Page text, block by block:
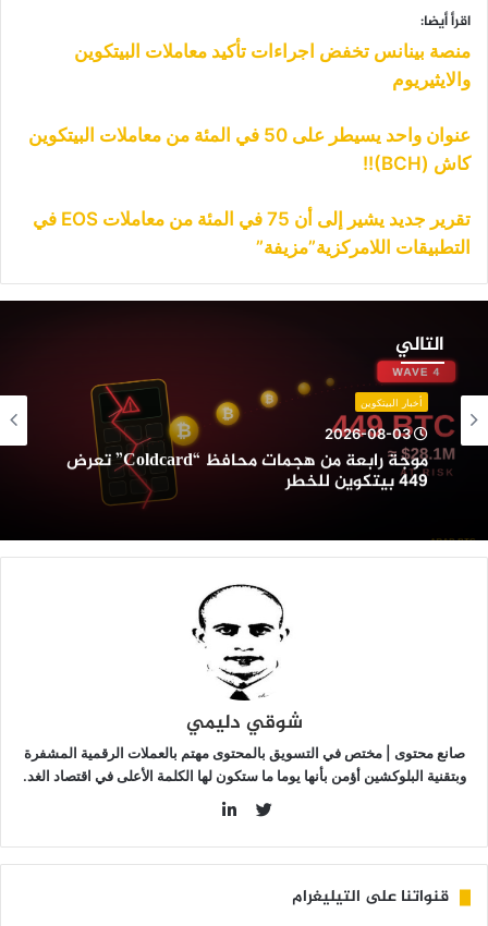
اقرأ أيضا:
منصة بينانس تخفض اجراءات تأكيد معاملات البيتكوين
والايثيريوم
عنوان واحد يسيطر على 50 في المئة من معاملات البيتكوين
كاش (BCH)!!
تقرير جديد يشير إلى أن 75 في المئة من معاملات EOS في
التطبيقات اللامركزية”مزيفة”
التالي
هجمات
محافظ
“Coldcard”
تعرض
أخبار البيتكوين
2026-08-03
موجة رابعة من هجمات محافظ “Coldcard” تعرض
449 بيتكوين للخطر
شوقي دليمي
صانع محتوى | مختص في التسويق بالمحتوى مهتم بالعملات الرقمية المشفرة
وبتقنية البلوكشين أؤمن بأنها يوما ما ستكون لها الكلمة الأعلى في اقتصاد الغد.
قنواتنا على التيليغرام